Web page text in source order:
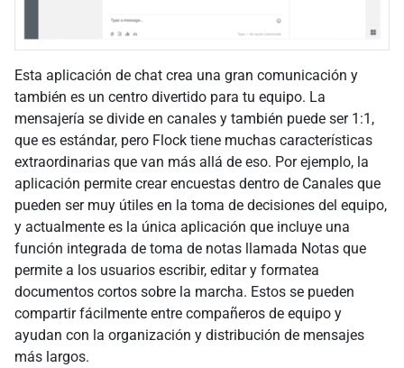
Esta aplicación de chat crea una gran comunicación y
también es un centro divertido para tu equipo. La
mensajería se divide en canales y también puede ser 1:1,
que es estándar, pero Flock tiene muchas características
extraordinarias que van más allá de eso. Por ejemplo, la
aplicación permite crear encuestas dentro de Canales que
pueden ser muy útiles en la toma de decisiones del equipo,
y actualmente es la única aplicación que incluye una
función integrada de toma de notas llamada Notas que
permite a los usuarios escribir, editar y formatea
documentos cortos sobre la marcha. Estos se pueden
compartir fácilmente entre compañeros de equipo y
ayudan con la organización y distribución de mensajes
más largos.